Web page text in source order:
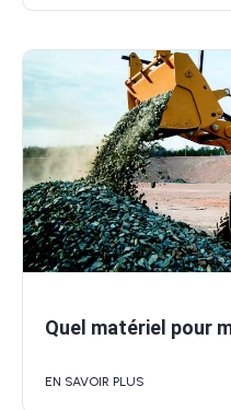
Quel matériel pour
EN SAVOIR PLUS